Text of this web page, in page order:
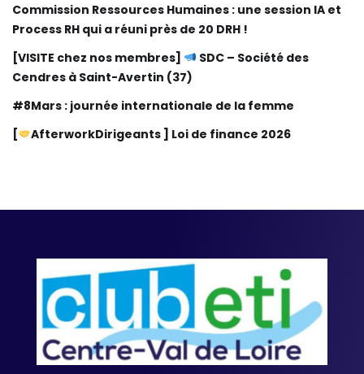
Commission Ressources Humaines : une session IA et
Process RH qui a réuni près de 20 DRH !
[VISITE chez nos membres]
SDC – Société des
Cendres à Saint-Avertin (37)
#8Mars : journée internationale de la femme
[
AfterworkDirigeants ] Loi de finance 2026